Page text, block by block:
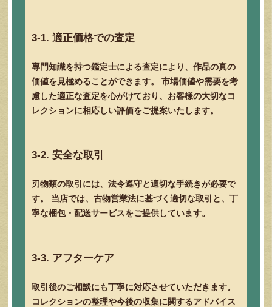
3-1. 適正価格での査定
専門知識を持つ鑑定士による査定により、作品の真の
価値を見極めることができます。 市場価値や需要を考
慮した適正な査定を心がけており、お客様の大切なコ
レクションに相応しい評価をご提案いたします。
3-2. 安全な取引
刃物類の取引には、法令遵守と適切な手続きが必要で
す。 当店では、古物営業法に基づく適切な取引と、丁
寧な梱包・配送サービスをご提供しています。
3-3. アフターケア
取引後のご相談にも丁寧に対応させていただきます。
コレクションの整理や今後の収集に関するアドバイス